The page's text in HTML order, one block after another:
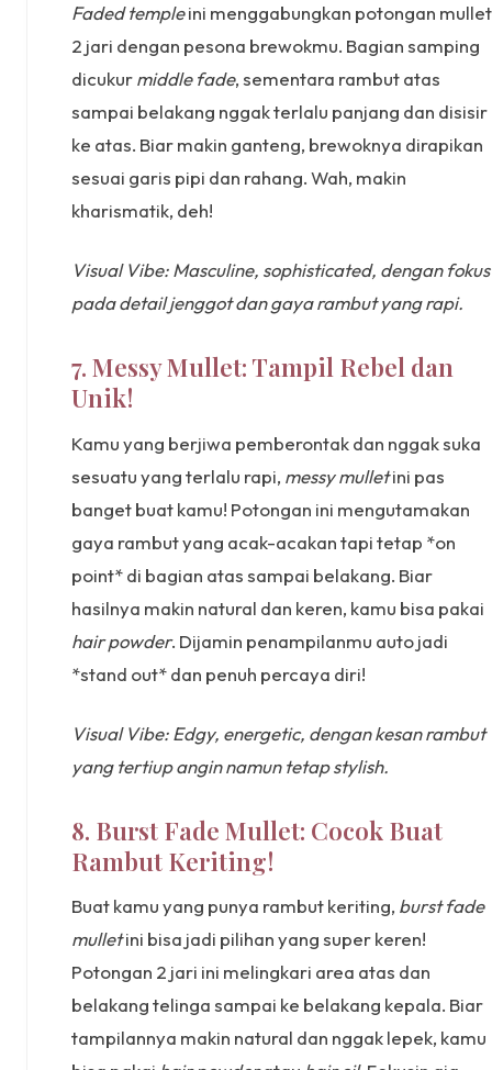
Faded templeini menggabungkan potongan mullet
2 jari dengan pesona brewokmu. Bagian samping
dicukurmiddle fade, sementara rambut atas
sampai belakang nggak terlalu panjang dan disisir
ke atas. Biar makin ganteng, brewoknya dirapikan
sesuai garis pipi dan rahang. Wah, makin
kharismatik, deh!
Visual Vibe: Masculine, sophisticated, dengan fokus
pada detail jenggot dan gaya rambut yang rapi.
7. Messy Mullet: Tampil Rebel dan
Unik!
Kamu yang berjiwa pemberontak dan nggak suka
sesuatu yang terlalu rapi, messy mulletini pas
banget buat kamu! Potongan ini mengutamakan
gaya rambut yang acak-acakan tapi tetap *on
point* di bagian atas sampai belakang. Biar
hasilnya makin natural dan keren, kamu bisa pakai
hair powder. Dijamin penampilanmu auto jadi
*stand out* dan penuh percaya diri!
Visual Vibe: Edgy, energetic, dengan kesan rambut
yang tertiup angin namun tetap stylish.
8. Burst Fade Mullet: Cocok Buat
Rambut Keriting!
Buat kamu yang punya rambut keriting, burst fade
mulletini bisa jadi pilihan yang super keren!
Potongan 2 jari ini melingkari area atas dan
belakang telinga sampai ke belakang kepala. Biar
tampilannya makin natural dan nggak lepek, kamu